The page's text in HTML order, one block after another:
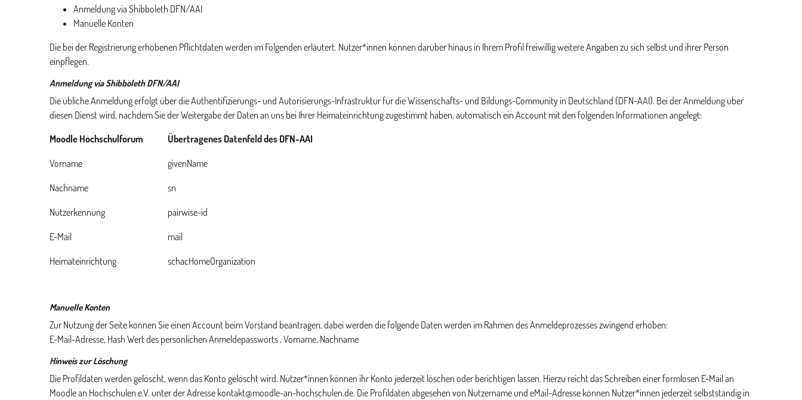
Anmeldung via Shibboleth DFN/AAI
Manuelle Konten
Die bei der Registrierung erhobenen Pflichtdaten werden im Folgenden erläutert. Nutzer*innen können darüber hinaus in Ihrem Profil freiwillig weitere Angaben zu sich selbst und ihrer Person
einpflegen.
Anmeldung via Shibboleth DFN/AAI
Die übliche Anmeldung erfolgt über die Authentifizierungs- und Autorisierungs-Infrastruktur für die Wissenschafts- und Bildungs-Community in Deutschland (DFN-AAI). Bei der Anmeldung über
diesen Dienst wird, nachdem Sie der Weitergabe der Daten an uns bei Ihrer Heimateinrichtung zugestimmt haben, automatisch ein Account mit den folgenden Informationen angelegt:
Moodle Hochschulforum
Übertragenes Datenfeld des DFN-AAI
Vorname givenName
Nachname sn
Nutzerkennung pairwise-id
E-Mail mail
Heimateinrichtung schacHomeOrganization
Manuelle Konten
Zur Nutzung der Seite können Sie einen Account beim Vorstand beantragen, dabei werden die folgende Daten werden im Rahmen des Anmeldeprozesses zwingend erhoben:
E-Mail-Adresse, Hash Wert des persönlichen Anmeldepassworts , Vorname, Nachname
Hinweis zur Löschung
Die Profildaten werden gelöscht, wenn das Konto gelöscht wird. Nutzer*innen können ihr Konto jederzeit löschen oder berichtigen lassen. Hierzu reicht das Schreiben einer formlosen E-Mail an
Moodle an Hochschulen e.V. unter der Adresse kontakt@moodle-an-hochschulen.de. Die Profildaten abgesehen von Nutzername und eMail-Adresse können Nutzer*innen jederzeit selbstständig in